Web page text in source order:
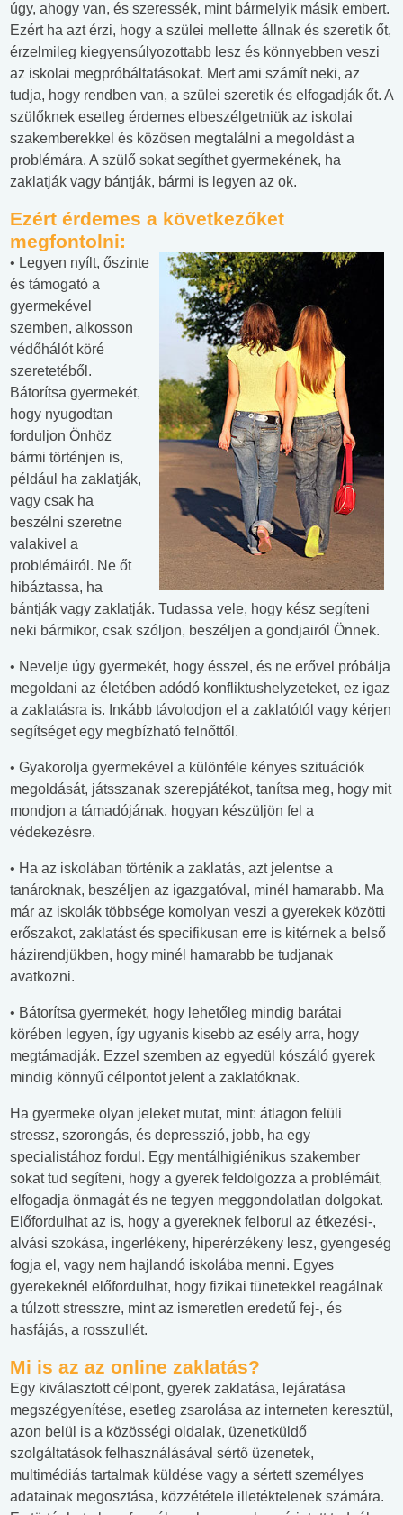
úgy, ahogy van, és szeressék, mint bármelyik másik embert.
Ezért ha azt érzi, hogy a szülei mellette állnak és szeretik őt,
érzelmileg kiegyensúlyozottabb lesz és könnyebben veszi
az iskolai megpróbáltatásokat. Mert ami számít neki, az
tudja, hogy rendben van, a szülei szeretik és elfogadják őt. A
szülőknek esetleg érdemes elbeszélgetniük az iskolai
szakemberekkel és közösen megtalálni a megoldást a
problémára. A szülő sokat segíthet gyermekének, ha
zaklatják vagy bántják, bármi is legyen az ok.
Ezért érdemes a következőket
megfontolni:
• Legyen nyílt, őszinte
és támogató a
gyermekével
szemben, alkosson
védőhálót köré
szeretetéből.
Bátorítsa gyermekét,
hogy nyugodtan
forduljon Önhöz
bármi történjen is,
például ha zaklatják,
vagy csak ha
beszélni szeretne
valakivel a
problémáiról. Ne őt
hibáztassa, ha
bántják vagy zaklatják. Tudassa vele, hogy kész segíteni
neki bármikor, csak szóljon, beszéljen a gondjairól Önnek.
• Nevelje úgy gyermekét, hogy ésszel, és ne erővel próbálja
megoldani az életében adódó konfliktushelyzeteket, ez igaz
a zaklatásra is. Inkább távolodjon el a zaklatótól vagy kérjen
segítséget egy megbízható felnőttől.
• Gyakorolja gyermekével a különféle kényes szituációk
megoldását, játsszanak szerepjátékot, tanítsa meg, hogy mit
mondjon a támadójának, hogyan készüljön fel a
védekezésre.
• Ha az iskolában történik a zaklatás, azt jelentse a
tanároknak, beszéljen az igazgatóval, minél hamarabb. Ma
már az iskolák többsége komolyan veszi a gyerekek közötti
erőszakot, zaklatást és specifikusan erre is kitérnek a belső
házirendjükben, hogy minél hamarabb be tudjanak
avatkozni.
• Bátorítsa gyermekét, hogy lehetőleg mindig barátai
körében legyen, így ugyanis kisebb az esély arra, hogy
megtámadják. Ezzel szemben az egyedül kószáló gyerek
mindig könnyű célpontot jelent a zaklatóknak.
Ha gyermeke olyan jeleket mutat, mint: átlagon felüli
stressz, szorongás, és depresszió, jobb, ha egy
specialistához fordul. Egy mentálhigiénikus szakember
sokat tud segíteni, hogy a gyerek feldolgozza a problémáit,
elfogadja önmagát és ne tegyen meggondolatlan dolgokat.
Előfordulhat az is, hogy a gyereknek felborul az étkezési-,
alvási szokása, ingerlékeny, hiperérzékeny lesz, gyengeség
fogja el, vagy nem hajlandó iskolába menni. Egyes
gyerekeknél előfordulhat, hogy fizikai tünetekkel reagálnak
a túlzott stresszre, mint az ismeretlen eredetű fej-, és
hasfájás, a rosszullét.
Mi is az az online zaklatás?
Egy kiválasztott célpont, gyerek zaklatása, lejáratása
megszégyenítése, esetleg zsarolása az interneten keresztül,
azon belül is a közösségi oldalak, üzenetküldő
szolgáltatások felhasználásával sértő üzenetek,
multimédiás tartalmak küldése vagy a sértett személyes
adatainak megosztása, közzététele illetéktelenek számára.